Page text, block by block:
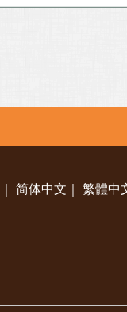
｜ 简体中文 ｜ 繁體中